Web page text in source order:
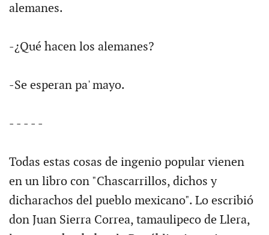
alemanes.
-¿Qué hacen los alemanes?
-Se esperan pa' mayo.
- - - - -
Todas estas cosas de ingenio popular vienen
en un libro con "Chascarrillos, dichos y
dicharachos del pueblo mexicano". Lo escribió
don Juan Sierra Correa, tamaulipeco de Llera,